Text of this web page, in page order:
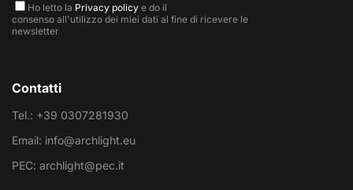
Ho letto la Privacy policy e do il
consenso all'utilizzo dei miei dati al fine di ricevere le
newsletter
Contatti
Tel.: +39 0307281930
Email: info@archlight.eu
PEC: archlight@pec.it